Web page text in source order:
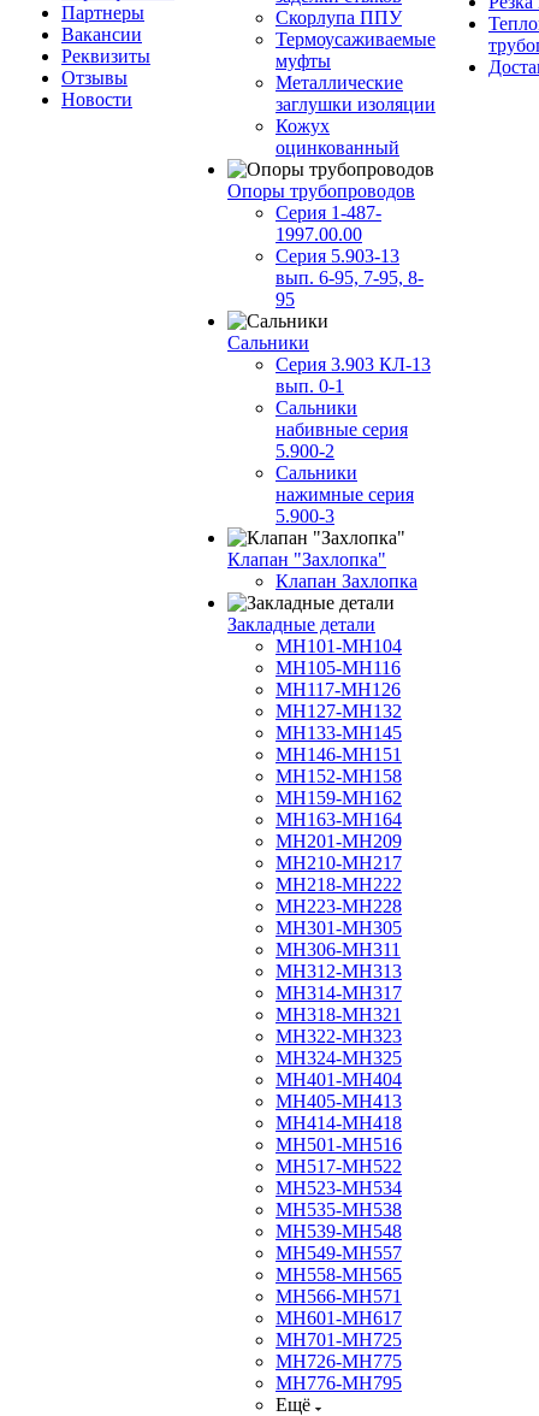
Партнеры
Вакансии
Реквизиты
Отзывы
Новости
Скорлупа ППУ
Термоусаживаемые
муфты
Металлические
заглушки изоляции
Кожух
оцинкованный
Опоры трубопроводов
Серия 1-487-
1997.00.00
Серия 5.903-13
вып. 6-95, 7-95, 8-
95
Сальники
Серия 3.903 КЛ-13
вып. 0-1
Сальники
набивные серия
5.900-2
Сальники
нажимные серия
5.900-3
Клапан "Захлопка"
Клапан Захлопка
Закладные детали
МН101-МН104
МН105-МН116
МН117-МН126
МН127-МН132
МН133-МН145
МН146-МН151
МН152-МН158
МН159-МН162
МН163-МН164
МН201-МН209
МН210-МН217
МН218-МН222
МН223-МН228
МН301-МН305
МН306-МН311
МН312-МН313
МН314-МН317
МН318-МН321
МН322-МН323
МН324-МН325
МН401-МН404
МН405-МН413
МН414-МН418
МН501-МН516
МН517-МН522
МН523-МН534
МН535-МН538
МН539-МН548
МН549-МН557
МН558-МН565
МН566-МН571
МН601-МН617
МН701-МН725
МН726-МН775
МН776-МН795
Ещё